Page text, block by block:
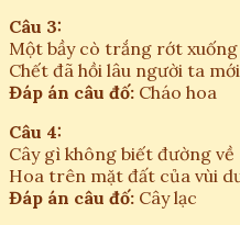
Câu 3:
Một bầy cò trắng rớt xuống
Chết đã hồi lâu người ta
Đáp án câu đố: Cháo hoa
Câu 4:
Cây gì không biết đường về
Hoa trên mặt đất của vùi
Đáp án câu đố: Cây lạc